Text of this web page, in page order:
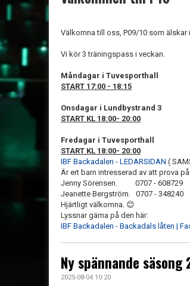
Välkomna till oss, P09/10 som älskar
Vi kör 3 träningspass i veckan.
Måndagar i Tuvesporthall
START 17:00 - 18:15
Onsdagar i Lundbystrand 3
START KL 18:00- 20:00
Fredagar i Tuvesporthall
START KL 18:00- 20:00
IBF Backadalen - LEDARSIDAN (
Är ert barn intresserad av att prova
Jenny Sörensen. 0707 - 608729
Jeanette‬ Bergström. 0707 - 348240‬
Hjärtligt välkomna. 😊
Lyssnar gärna på den här:
IBF Backadalen - Backadals låten |
Ny spännande säsong
2025-08-04 10:20